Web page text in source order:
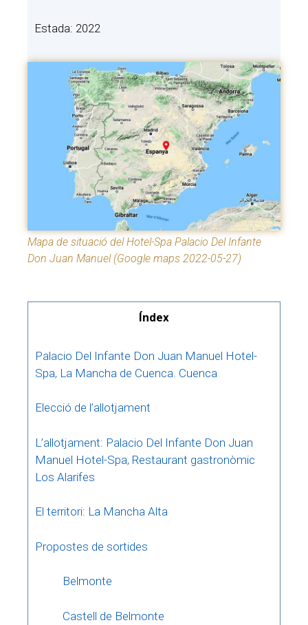
Estada: 2022
Mapa de situació del Hotel-Spa Palacio Del Infante
Don Juan Manuel (Google maps 2022-05-27)
Índex
Palacio Del Infante Don Juan Manuel Hotel-
Spa, La Mancha de Cuenca. Cuenca
Elecció de l’allotjament
L’allotjament: Palacio Del Infante Don Juan
Manuel Hotel-Spa, Restaurant gastronòmic
Los Alarifes
El territori: La Mancha Alta
Propostes de sortides
Belmonte
Castell de Belmonte